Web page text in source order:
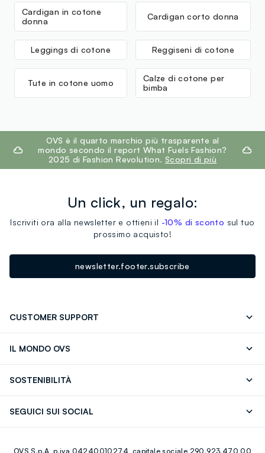
Cardigan in cotone
donna
Cardigan corto donna
Leggings di cotone Reggiseni di cotone
Tute in cotone uomo
Calze di cotone per
bimba
footer.ariatitleOVS è il quarto marchio più trasparente al
mondo secondo il report What Fuels Fashion?
2025 di Fashion Revolution. Scopri di più
Un click, un regalo:
Iscriviti ora alla newsletter e ottieni il -10% di sconto sul tuo
prossimo acquisto!
newsletter.footer.subscribe
CUSTOMER SUPPORT
IL MONDO OVS
Giftcard
SOSTENIBILITÀ
SEGUICI SUI SOCIAL
OVS S.p.A, p.iva 04240010274, capitale sociale 290.923.470,00